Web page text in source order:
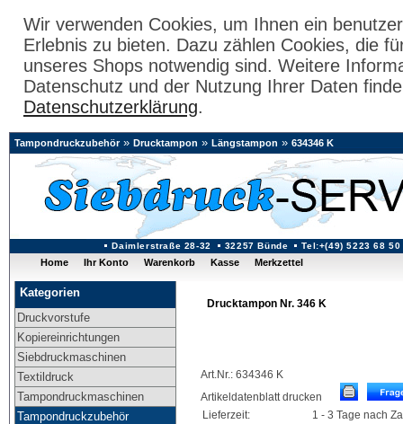
Wir verwenden Cookies, um Ihnen ein
Erlebnis zu bieten. Dazu zählen Cookies, die
unseres Shops notwendig sind. Weitere
Datenschutz und der Nutzung Ihrer Daten
Datenschutzerklärung.
Daimlerstraße 28-32 32257 Bünde Tel:+(49) 5223 68 50
Tampondruckzubehör» Drucktampon » Längstampon » 634346 K
Home Ihr Konto Warenkorb Kasse Merkzettel
Kategorien
Druckvorstufe
Kopiereinrichtungen
Siebdruckmaschinen
Textildruck
Tampondruckmaschinen
Tampondruckzubehör
Drucktampon Nr. 346 K
Art.Nr.: 634346 K
Artikeldatenblatt drucken
Lieferzeit:
1 - 3 Tage nach